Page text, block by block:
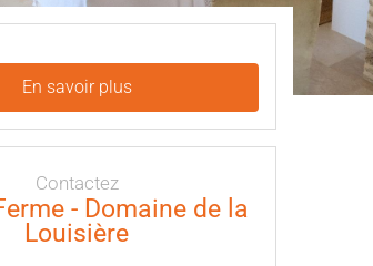
En savoir plus
Contactez
- Domaine de la
Louisière